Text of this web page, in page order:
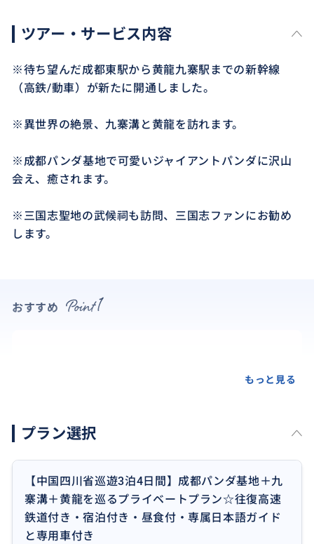
ツアー・サービス内容
※待ち望んだ成都東駅から黄龍九寨駅までの新幹線
（高鉄/動車）が新たに開通しました。
※異世界の絶景、九寨溝と黄龍を訪れます。
※成都パンダ基地で可愛いジャイアントパンダに沢山
会え、癒されます。
※三国志聖地の武候祠も訪問、三国志ファンにお勧め
します。
おすすめ
もっと見る
プラン選択
【中国四川省巡遊3泊4日間】成都パンダ基地＋九
寨溝＋黄龍を巡るプライベートプラン☆往復高速
鉄道付き・宿泊付き・昼食付・専属日本語ガイド
と専用車付き